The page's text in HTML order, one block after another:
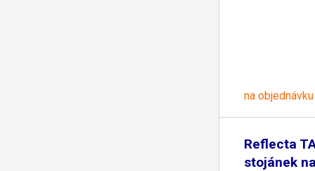
na objednávku
Reflecta
stojánek